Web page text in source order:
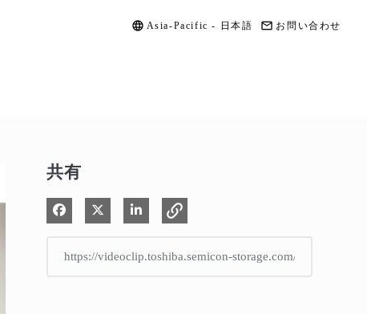
Asia-Pacific - 日本語 お問い合わせ
共有
Facebook で共有
Xで共有する
LinkedIn で共有